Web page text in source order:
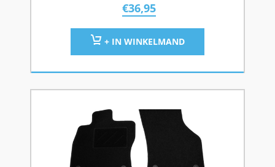
€36,95
+ IN WINKELMAND